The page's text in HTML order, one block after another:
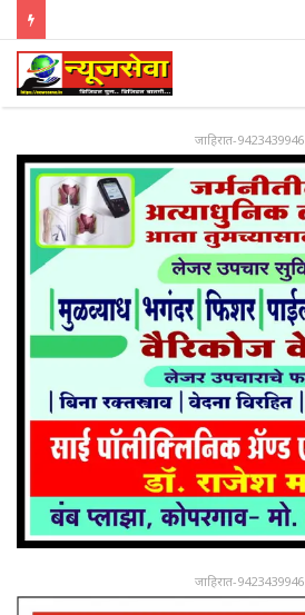
जाहिरात-9423439946
जाहिरात-9423439946